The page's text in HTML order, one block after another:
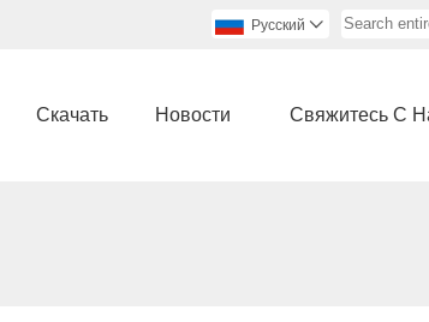
Pусский 
Скачать Новости Свяжитесь С